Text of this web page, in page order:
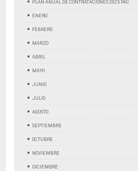
PLAN ANUAL DE CONTRATACIONES 2025 PAC
ENERO
FEBRERO
MARZO
ABRIL
MAYO
JUNIO
JULIO
AGOSTO
SEPTIEMBRE
OCTUBRE
NOVIEMBRE
DICIEMBRE